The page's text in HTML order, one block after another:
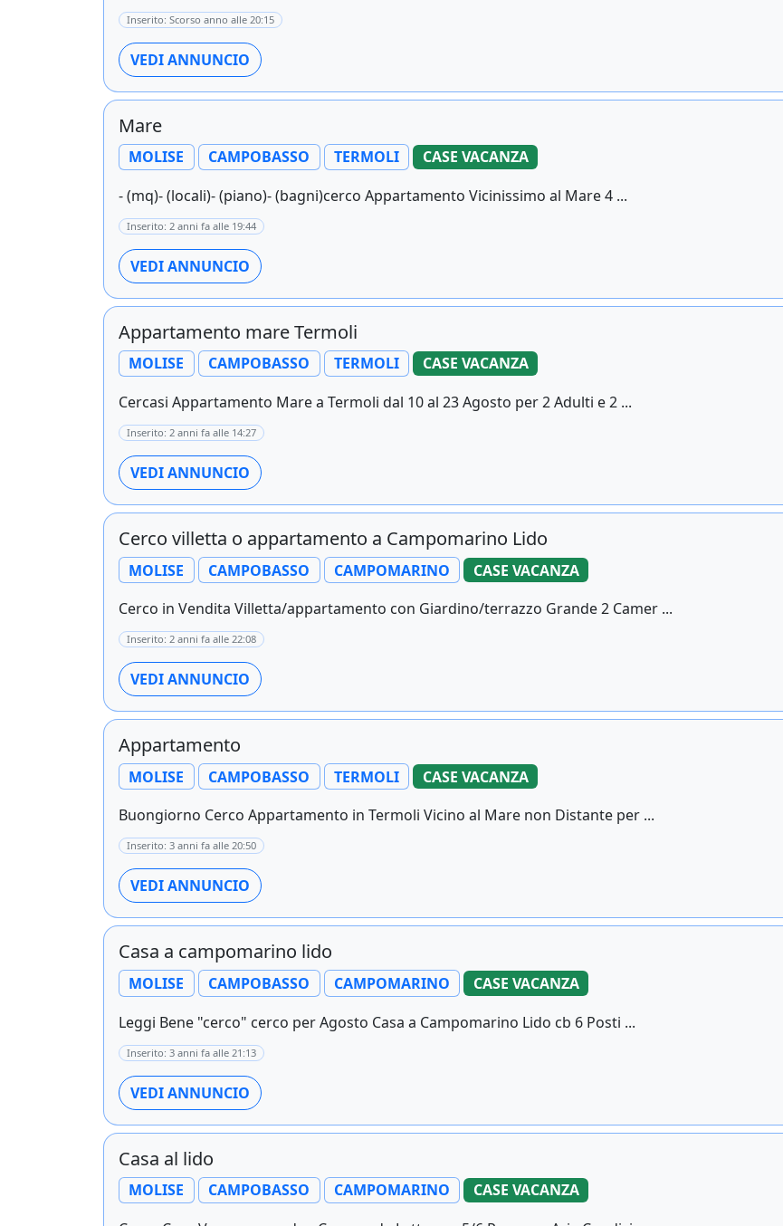
Inserito: Scorso anno alle 20:15
VEDI ANNUNCIO
Mare
MOLISE CAMPOBASSO TERMOLI
CASE VACANZA
- (mq)- (locali)- (piano)- (bagni)cerco Appartamento Vicinissimo al Mare 4 ...
Inserito: 2 anni fa alle 19:44
VEDI ANNUNCIO
Appartamento mare Termoli
MOLISE CAMPOBASSO TERMOLI
CASE VACANZA
Cercasi Appartamento Mare a Termoli dal 10 al 23 Agosto per 2 Adulti e 2 ...
Inserito: 2 anni fa alle 14:27
VEDI ANNUNCIO
Cerco villetta o appartamento a Campomarino Lido
MOLISE CAMPOBASSO CAMPOMARINO
CASE VACANZA
Cerco in Vendita Villetta/appartamento con Giardino/terrazzo Grande 2 Camer ...
Inserito: 2 anni fa alle 22:08
VEDI ANNUNCIO
Appartamento
MOLISE CAMPOBASSO TERMOLI
CASE VACANZA
Buongiorno Cerco Appartamento in Termoli Vicino al Mare non Distante per ...
Inserito: 3 anni fa alle 20:50
VEDI ANNUNCIO
Casa a campomarino lido
MOLISE CAMPOBASSO CAMPOMARINO
CASE VACANZA
Leggi Bene "cerco" cerco per Agosto Casa a Campomarino Lido cb 6 Posti ...
Inserito: 3 anni fa alle 21:13
VEDI ANNUNCIO
Casa al lido
MOLISE CAMPOBASSO CAMPOMARINO
CASE VACANZA